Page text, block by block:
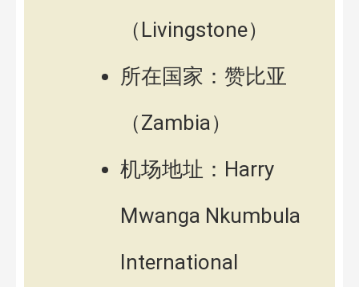
（Livingstone）
所在国家：赞比亚
（Zambia）
机场地址：Harry
Mwanga Nkumbula
International